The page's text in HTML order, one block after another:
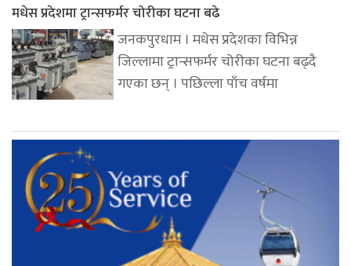
मधेस प्रदेशमा ट्रान्सफर्मर चोरीका घटना बढे
जनकपुरधाम । मधेस प्रदेशका विभिन्न
जिल्लामा ट्रान्सफर्मर चोरीका घटना बढ्दै
गएका छन् । पछिल्ला पाँच वर्षमा